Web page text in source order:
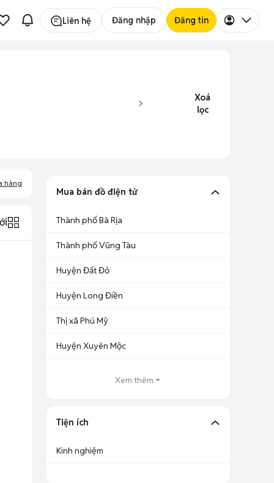
Liên hệ Đăng nhập Đăng tin
Xoá
lọc
hàng
Mua bán đồ điện tử
Thành phố Bà Rịa
Thành phố Vũng Tàu
Huyện Đất Đỏ
Huyện Long Điền
Thị xã Phú Mỹ
Huyện Xuyên Mộc
Xem thêm
Tiện ích
Kinh nghiệm